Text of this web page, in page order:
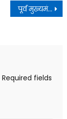
पूर्व मुख्यमंत्री मेजर जनरल भुवन चंद्र खंडूड़ी (से.नि.) का कुशलक्षेम जाना
Required fields